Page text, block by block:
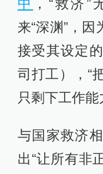
中
，“救济
来“深渊”，
接受其设定
司打工），“
只剩下工作能
与国家救济
出“让所有非